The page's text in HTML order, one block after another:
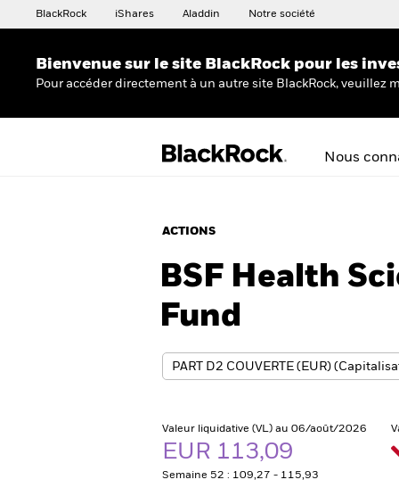
BlackRock iShares Aladdin Notre société
Bienvenue sur le site BlackRock pour les
Pour accéder directement à un autre site BlackRock, veuillez
Nous
ACTIONS
BSF Health
Fund
Valeur liquidative (VL) au 06/août/2026
EUR 113,09
Semaine 52 : 109,27 - 115,93